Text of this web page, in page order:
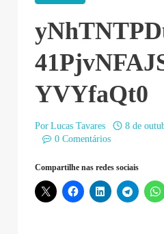
YVYfaQt0
Por Lucas Tavares
8 de
0 Comentários
Compartilhe nas redes sociais